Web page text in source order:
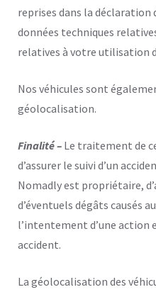
reprises dans la déclaration
données techniques
relatives à votre utilisation
Nos véhicules sont
géolocalisation.
Finalité – Le traitement de
d’assurer le suivi d’un
Nomadly est propriétaire,
d’éventuels dégâts causés
l’intentement d’une action
accident.
La géolocalisation des